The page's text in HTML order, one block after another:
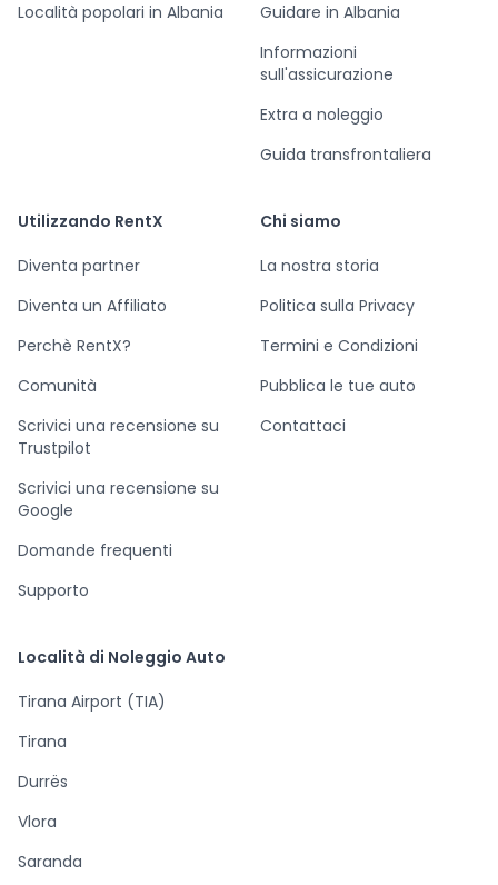
Località popolari in Albania
Guidare in Albania
Informazioni
sull'assicurazione
Extra a noleggio
Guida transfrontaliera
Utilizzando RentX
Diventa partner
Diventa un Affiliato
Perchè RentX?
Comunità
Scrivici una recensione su
Trustpilot
Scrivici una recensione su
Google
Domande frequenti
Supporto
Chi siamo
La nostra storia
Politica sulla Privacy
Termini e Condizioni
Pubblica le tue auto
Contattaci
Località di Noleggio Auto
Tirana Airport (TIA)
Tirana
Durrës
Vlora
Saranda